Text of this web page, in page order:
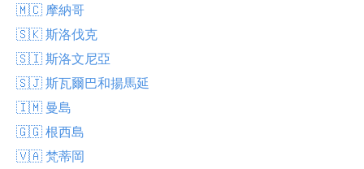
🇲🇨 摩納哥
🇸🇰 斯洛伐克
🇸🇮 斯洛文尼亞
🇸🇯 斯瓦爾巴和揚馬延
🇮🇲 曼島
🇬🇬 根西島
🇻🇦 梵蒂岡